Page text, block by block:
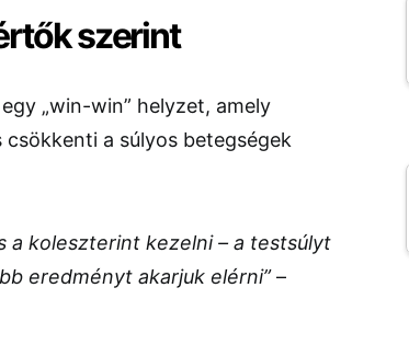
szerint
„win-win” helyzet, amely
a súlyos betegségek
a koleszterint kezelni – a testsúlyt
eredményt akarjuk elérni”–